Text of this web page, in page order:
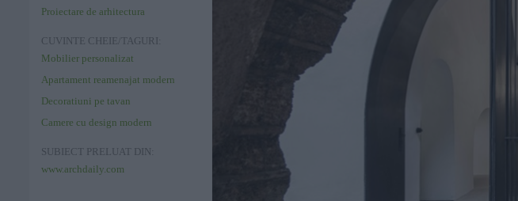
Proiectare de arhitectura
CUVINTE CHEIE/TAGURI:
Mobilier personalizat
Apartament reamenajat modern
Decoratiuni pe tavan
Camere cu design modern
SUBIECT PRELUAT DIN:
www.archdaily.com